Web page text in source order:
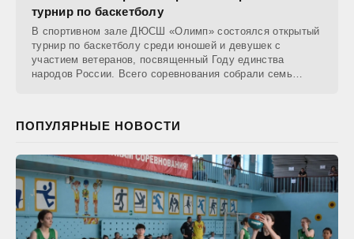
турнир по баскетболу
В спортивном зале ДЮСШ «Олимп» состоялся открытый
турнир по баскетболу среди юношей и девушек с
участием ветеранов, посвященный Году единства
народов России. Всего соревнования собрали семь
ПОПУЛЯРНЫЕ НОВОСТИ